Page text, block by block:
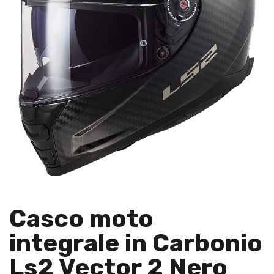
Casco moto
integrale in Carbonio
Ls2 Vector 2 Nero